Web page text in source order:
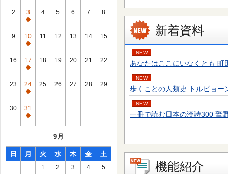
2
3
通
常
休
館
日
4 5 6 7 8
9
10
通
常
休
館
日
11 12 13 14 15
16
17
通
常
休
館
日
18 19 20 21 22
23
24
通
常
休
館
25 26 27 28 29
30
31
通
館
日
9月
日 月 火 水 木 金 土
1 2 3 4 5
新着資料
NEW
あなたはここにいなくとも
NEW
歩くことの人類史 トルビョ
NEW
一冊で読む日本の漢詩300 鷲
機能紹介